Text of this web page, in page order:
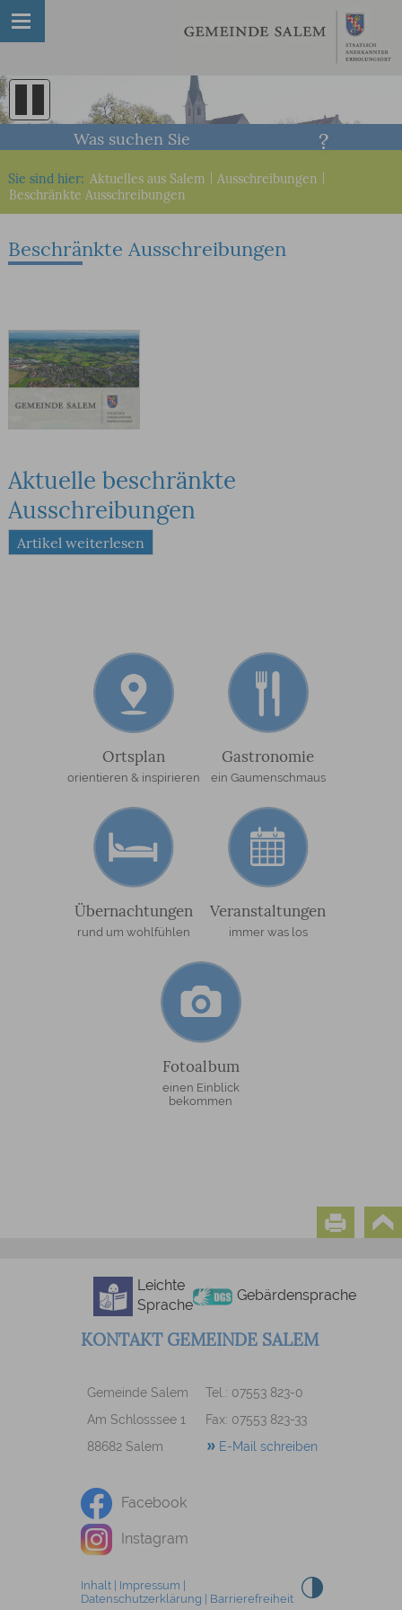
Sie sind hier: Aktuelles aus Salem Ausschreibungen
Beschränkte Ausschreibungen
Was suchen Sie
Beschränkte Ausschreibungen
Aktuelle beschränkte
Ausschreibungen
Artikel weiterlesen
Ortsplan
orientieren & inspirieren
Gastronomie
ein Gaumenschmaus
Übernachtungen
rund um wohlfühlen
Veranstaltungen
immer was los
Fotoalbum
einen Einblick
bekommen
Leichte
Sprache
Gebärdensprache
KONTAKT GEMEINDE SALEM
Gemeinde Salem
Tel.: 07553 823-0
Am Schlosssee 1
Fax: 07553 823-33
88682 Salem
E-Mail schreiben
Facebook
Instagram
Inhalt| Impressum
Datenschutzerklärung
Barrierefreiheit